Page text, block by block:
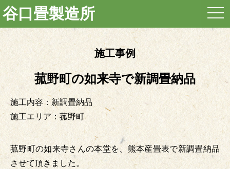
谷口畳製造所
施工事例
菰野町の如来寺で新調畳納品
施工内容：新調畳納品
施工エリア：菰野町
菰野町の如来寺さんの本堂を、熊本産畳表で新調畳納品
させて頂きました。